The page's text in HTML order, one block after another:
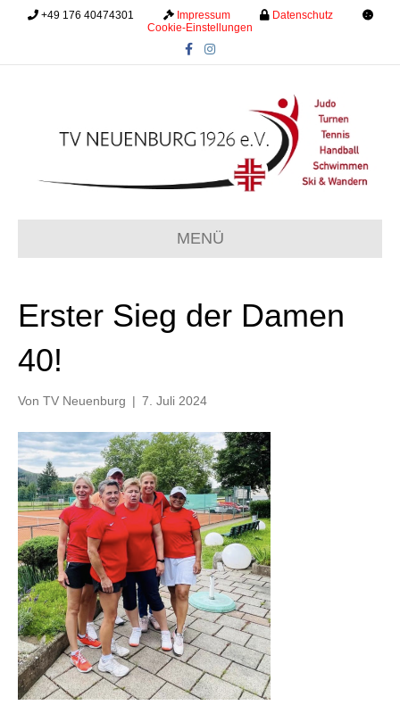
+49 176 40474301 Impressum Datenschutz
Cookie-Einstellungen
c
k
s
a
m
MENÜ
Erster Sieg der Damen
40!
Von TV Neuenburg | 7. Juli 2024